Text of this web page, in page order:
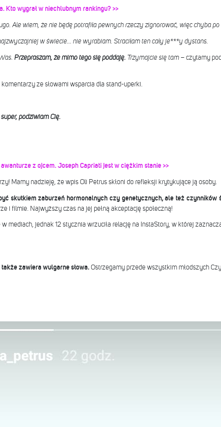
Kto wygrał w niechlubnym rankingu? >>
Ale wiem, że nie będę potrafiła pewnych rzeczy zignorować, więc chyba
w świecie... nie wyrabiam. Straciłam ten cały je***y dystans.
Przepraszam, że mimo tego się poddaję. Trzymajcie się tam – czytamy
ze słowami wsparcia dla stand-uperki.
podziwiam Cię.
z ojcem. Joseph Capriati jest w ciężkim stanie >>
Mamy nadzieję, że wpis Oli Petrus skłoni do refleksji krytykujące ją osoby.
skutkiem zaburzeń hormonalnych czy genetycznych, ale też czynników
i filmie. Najwyższy czas na jej pełną akceptację społeczną!
mediach, jednak 12 stycznia wrzuciła relację na InstaStory, w której
zawiera wulgarne słowa.Ostrzegamy przede wszystkim młodszych